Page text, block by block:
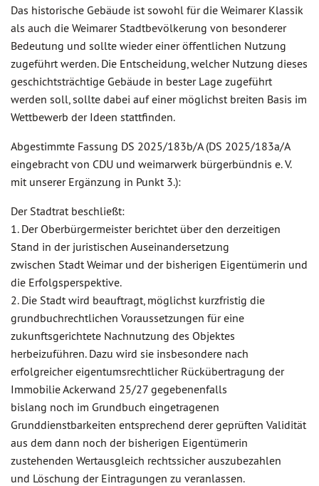
Das historische Gebäude ist sowohl für die Weimarer Klassik
als auch die Weimarer Stadtbevölkerung von besonderer
Bedeutung und sollte wieder einer öffentlichen Nutzung
zugeführt werden. Die Entscheidung, welcher Nutzung dieses
geschichtsträchtige Gebäude in bester Lage zugeführt
werden soll, sollte dabei auf einer möglichst breiten Basis im
Wettbewerb der Ideen stattfinden.
Abgestimmte Fassung DS 2025/183b/A (DS 2025/183a/A
eingebracht von CDU und weimarwerk bürgerbündnis e. V.
mit unserer Ergänzung in Punkt 3.):
Der Stadtrat beschließt:
1. Der Oberbürgermeister berichtet über den derzeitigen
Stand in der juristischen Auseinandersetzung
zwischen Stadt Weimar und der bisherigen Eigentümerin und
die Erfolgsperspektive.
2. Die Stadt wird beauftragt, möglichst kurzfristig die
grundbuchrechtlichen Voraussetzungen für eine
zukunftsgerichtete Nachnutzung des Objektes
herbeizuführen. Dazu wird sie insbesondere nach
erfolgreicher eigentumsrechtlicher Rückübertragung der
Immobilie Ackerwand 25/27 gegebenenfalls
bislang noch im Grundbuch eingetragenen
Grunddienstbarkeiten entsprechend derer geprüften Validität
aus dem dann noch der bisherigen Eigentümerin
zustehenden Wertausgleich rechtssicher auszubezahlen
und Löschung der Eintragungen zu veranlassen.